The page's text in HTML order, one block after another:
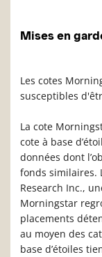
Mises en
Les cotes
susceptibles
La cote
cote à base
données dont
fonds similaires.
Research Inc.,
Morningstar
placements
au moyen des
base d’étoiles